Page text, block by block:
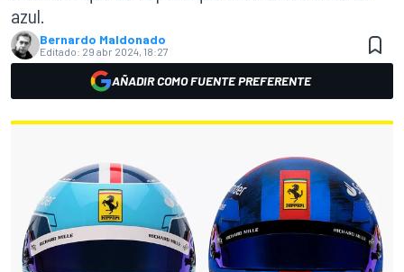
azul.
Bernardo Maldonado
Editado: 29 abr 2024, 18:27
AÑADIR COMO FUENTE PREFERENTE